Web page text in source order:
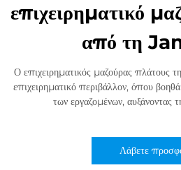
επιχειρηματικό
από τη
Ο επιχειρηματικός μαζούρας πλάτους
επιχειρηματικό περιβάλλον, όπου
των εργαζομένων, αυξάνοντας
Λάβετε